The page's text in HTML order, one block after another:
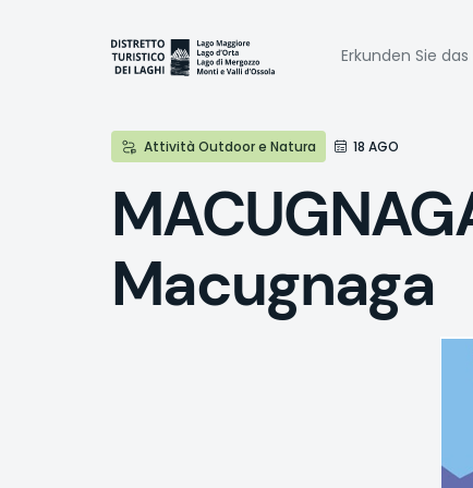
Erkunden Sie das
Attività Outdoor e Natura 18 AGO
Macugnaga